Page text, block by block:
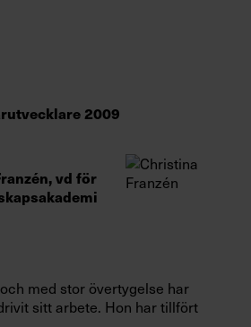
2009
vd för
med stor övertygelse har
sitt arbete. Hon har tillfört